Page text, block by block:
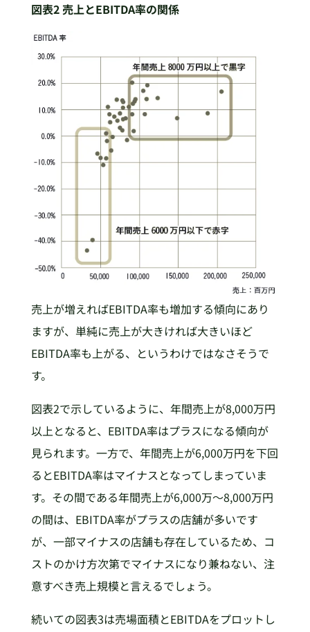
図表2 売上とEBITDA率の関係
売上が増えればEBITDA率も増加する傾向にあり
ますが、単純に売上が大きければ大きいほど
EBITDA率も上がる、というわけではなさそうで
す。
図表2で示しているように、年間売上が8,000万円
以上となると、EBITDA率はプラスになる傾向が
見られます。一方で、年間売上が6,000万円を下回
るとEBITDA率はマイナスとなってしまっていま
す。その間である年間売上が6,000万～8,000万円
の間は、EBITDA率がプラスの店舗が多いです
が、一部マイナスの店舗も存在しているため、コ
ストのかけ方次第でマイナスになり兼ねない、注
意すべき売上規模と言えるでしょう。
続いての図表3は売場面積とEBITDAをプロットし